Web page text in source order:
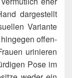
dar­ge­stellt
Vari­an­te
offen­
uri­nie­ren
Pose im